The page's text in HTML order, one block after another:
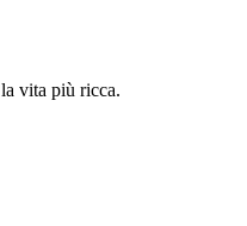
vita più ricca.